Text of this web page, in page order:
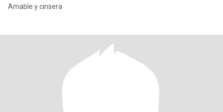
Amable y cinsera